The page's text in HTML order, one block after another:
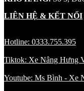
LIÊN HỆ & KẾT NỐI
Hotline: 0333.755.395
Tiktok: Xe Nâng Hưng
Youtube: Ms Bình - Xe